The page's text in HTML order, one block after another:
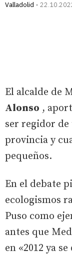
Valladolid
El alcalde de
Alonso ,
ser regidor de
provincia y
pequeños.
En el debate
ecologismos
Puso como
antes que
en «2012 ya